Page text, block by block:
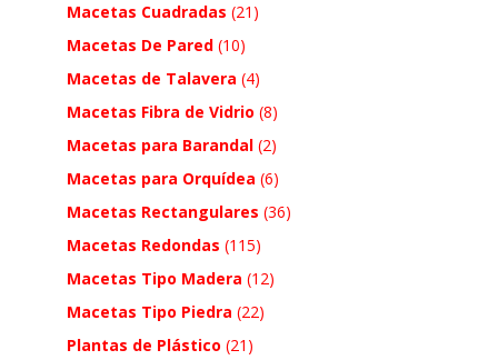
Macetas Cuadradas (21)
Macetas De Pared (10)
Macetas de Talavera (4)
Macetas Fibra de Vidrio (8)
Macetas para Barandal (2)
Macetas para Orquídea (6)
Macetas Rectangulares (36)
Macetas Redondas (115)
Macetas Tipo Madera (12)
Macetas Tipo Piedra (22)
Plantas de Plástico (21)